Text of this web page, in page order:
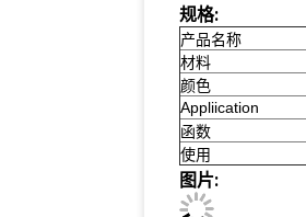
规格:
产品名称
材料
颜色
Appliication
函数
使用
图片: